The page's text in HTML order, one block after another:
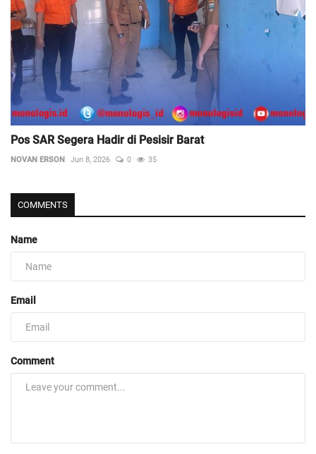
Pos SAR Segera Hadir di Pesisir Barat
NOVAN ERSON Jun 8, 2026 0 35
COMMENTS
Name
Email
Comment